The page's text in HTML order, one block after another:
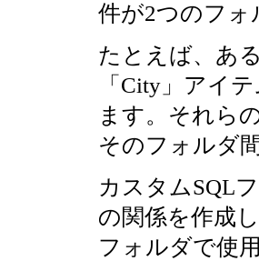
件が2つのフ
たとえば、あ
「City」アイ
ます。それら
そのフォルダ
カスタムSQL
の関係を作成
フォルダで使